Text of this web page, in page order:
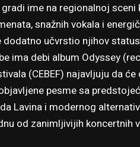
ime na regionalnoj
snažnih vokala i
dodatno učvrstio njihov
ima debi album Odyssey (
(CEBEF) najavljuju da
pesme sa
Lavina i modernog
od zanimljivijih koncertnih